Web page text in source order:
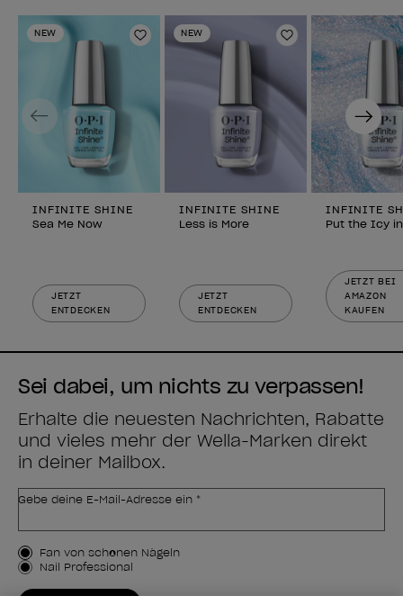
NEW
Zur Wunschliste hinzufügen
INFINITE SHINE
Sea Me Now
JETZT
ENTDECKEN
NEW
Zur
INFINITE SHINE
Less is More
JETZT
ENTDECKEN
INFINITE
Put the Icy
JETZT BEI
AMAZON
KAUFEN
Previous Next
Sei dabei, um nichts zu verpassen!
Erhalte die neuesten Nachrichten, Rabatte
und vieles mehr der Wella-Marken direkt
in deiner Mailbox.
Gebe deine E-Mail-Adresse ein *
Kundenart
Fan von schönen Nägeln
Nail Professional